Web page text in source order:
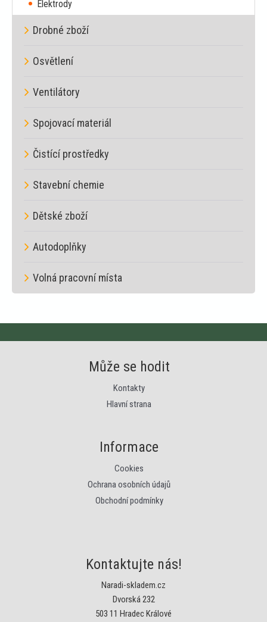
Elektrody
Drobné zboží
Osvětlení
Ventilátory
Spojovací materiál
Čistící prostředky
Stavební chemie
Dětské zboží
Autodoplňky
Volná pracovní místa
Může se hodit
Kontakty
Hlavní strana
Informace
Cookies
Ochrana osobních údajů
Obchodní podmínky
Kontaktujte nás!
Naradi-skladem.cz
Dvorská 232
503 11 Hradec Králové